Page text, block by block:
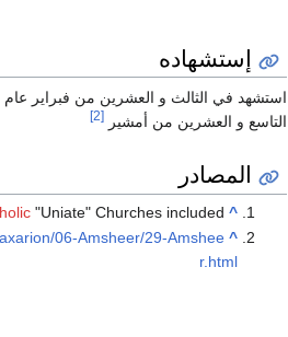
إستشهاده
التاسع و العشرين من أمشير
[2]
المصادر
^
"Uniate" Churches included.
^
06-Amsheer/29-Amshee
r.html